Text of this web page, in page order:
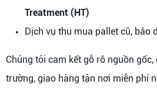
Treatment (HT)
Dịch vụ thu mua pallet cũ, bảo
Chúng tôi cam kết gỗ rõ nguồn
trường, giao hàng tận nơi miễn phí